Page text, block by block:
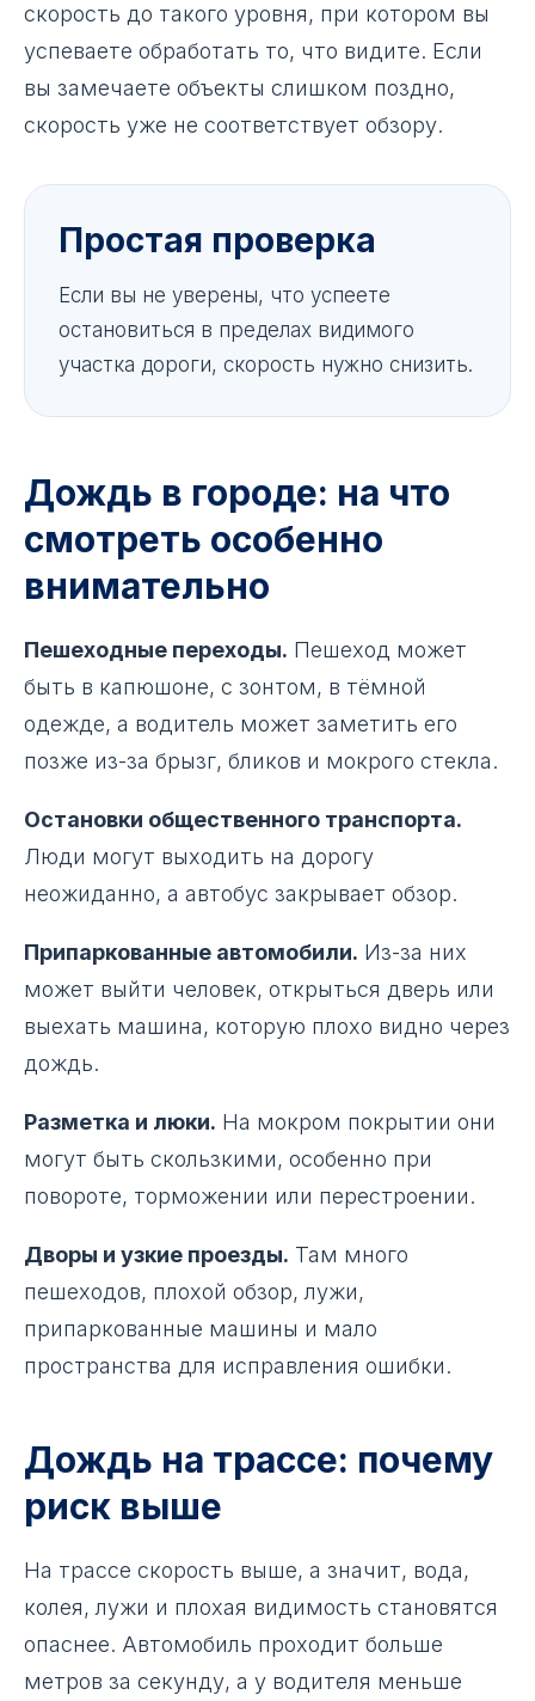
скорость до такого уровня, при котором вы
успеваете обработать то, что видите. Если
вы замечаете объекты слишком поздно,
скорость уже не соответствует обзору.
Простая проверка
Если вы не уверены, что успеете
остановиться в пределах видимого
участка дороги, скорость нужно снизить.
Дождь в городе: на что
смотреть особенно
внимательно
Пешеходные переходы. Пешеход может
быть в капюшоне, с зонтом, в тёмной
одежде, а водитель может заметить его
позже из-за брызг, бликов и мокрого стекла.
Остановки общественного транспорта.
Люди могут выходить на дорогу
неожиданно, а автобус закрывает обзор.
Припаркованные автомобили. Из-за них
может выйти человек, открыться дверь или
выехать машина, которую плохо видно через
дождь.
Разметка и люки. На мокром покрытии они
могут быть скользкими, особенно при
повороте, торможении или перестроении.
Дворы и узкие проезды. Там много
пешеходов, плохой обзор, лужи,
припаркованные машины и мало
пространства для исправления ошибки.
Дождь на трассе: почему
риск выше
На трассе скорость выше, а значит, вода,
колея, лужи и плохая видимость становятся
опаснее. Автомобиль проходит больше
метров за секунду, а у водителя меньше